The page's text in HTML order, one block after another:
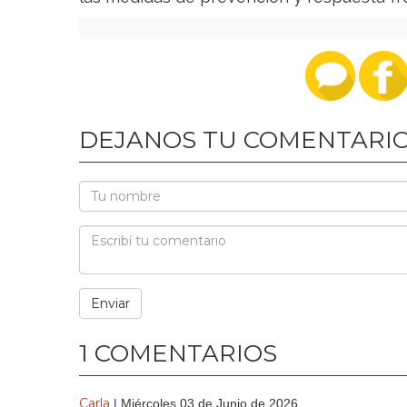
DEJANOS TU
1 COMENTARIOS
Carla | Miércoles 03 de Junio de 2026